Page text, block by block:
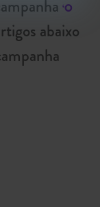
‘O
abaixo